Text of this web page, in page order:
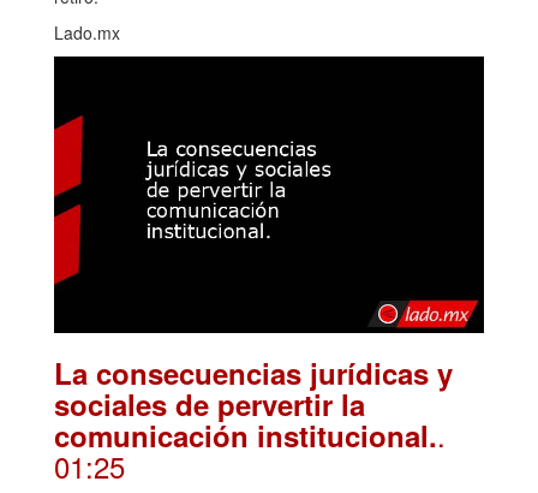
Lado.mx
La consecuencias jurídicas y
sociales de pervertir la
comunicación institucional..
01:25